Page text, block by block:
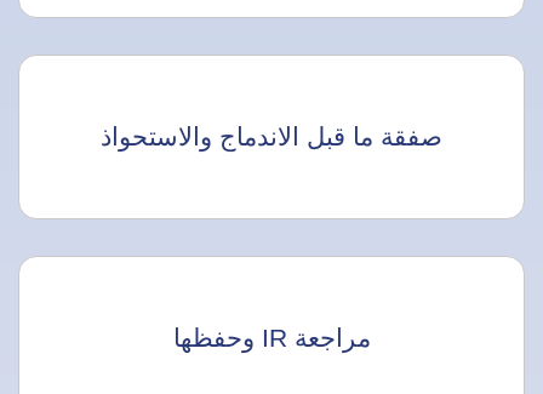
صفقة ما قبل الاندماج والاستحواذ
مراجعة IR وحفظها